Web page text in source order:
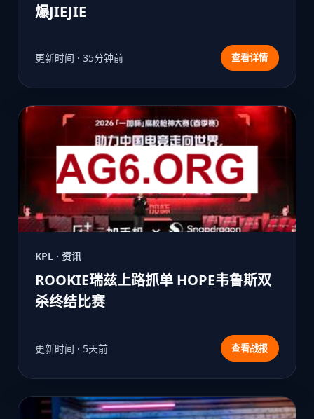
爆JIEJIE
更新时间 · 35分钟前 查看详情
KPL · 资讯
ROOKIE瑞兹上路抓单 HOPE韦鲁斯双
杀终结比赛
更新时间 · 5天前 查看战报